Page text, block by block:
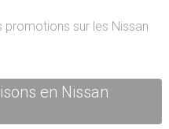
sur les Nissan
en Nissan